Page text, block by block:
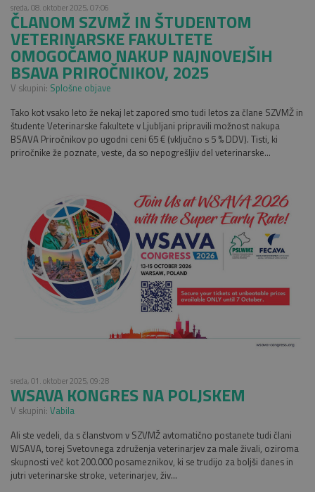
sreda, 08. oktober 2025, 07:06
ČLANOM SZVMŽ IN ŠTUDENTOM
VETERINARSKE FAKULTETE
OMOGOČAMO NAKUP NAJNOVEJŠIH
BSAVA PRIROČNIKOV, 2025
V skupini: Splošne objave
Tako kot vsako leto že nekaj let zapored smo tudi letos za člane SZVMŽ in
študente Veterinarske fakultete v Ljubljani pripravili možnost nakupa
BSAVA Priročnikov po ugodni ceni 65 € (vključno s 5 % DDV). Tisti, ki
priročnike že poznate, veste, da so nepogrešljiv del veterinarske...
sreda, 01. oktober 2025, 09:28
WSAVA KONGRES NA POLJSKEM
V skupini: Vabila
Ali ste vedeli, da s članstvom v SZVMŽ avtomatično postanete tudi člani
WSAVA, torej Svetovnega združenja veterinarjev za male živali, oziroma
skupnosti več kot 200.000 posameznikov, ki se trudijo za boljši danes in
jutri veterinarske stroke, veterinarjev, živ...